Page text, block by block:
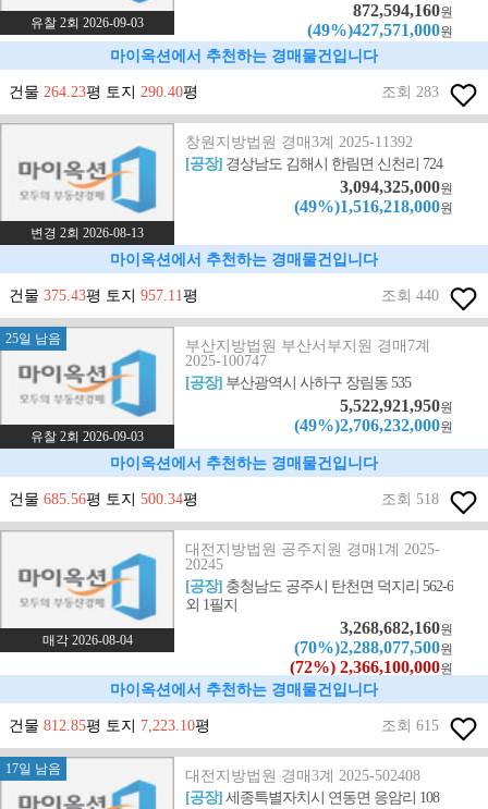
유찰 2회 2026-09-03
872,594,160원
(49%)427,571,000원
마이옥션에서 추천하는 경매물건입니다
건물 264.23평 토지 290.40평 조회 283
변경 2회 2026-08-13
창원지방법원 경매3계 2025-11392
[공장] 경상남도 김해시 한림면 신천리 724
3,094,325,000원
(49%)1,516,218,000원
마이옥션에서 추천하는 경매물건입니다
건물 375.43평 토지 957.11평 조회 440
25일 남음
유찰 2회 2026-09-03
부산지방법원 부산서부지원 경매7계
2025-100747
[공장] 부산광역시 사하구 장림동 535
5,522,921,950원
(49%)2,706,232,000원
마이옥션에서 추천하는 경매물건입니다
건물 685.56평 토지 500.34평 조회 518
매각 2026-08-04
대전지방법원 공주지원 경매1계 2025-
20245
[공장] 충청남도 공주시 탄천면 덕지리 562-6
외 1필지
3,268,682,160원
(70%)2,288,077,500원
(72%) 2,366,100,000원
마이옥션에서 추천하는 경매물건입니다
건물 812.85평 토지 7,223.10평 조회 615
17일 남음
대전지방법원 경매3계 2025-502408
[공장]세종특별자치시 연동면 응암리 108